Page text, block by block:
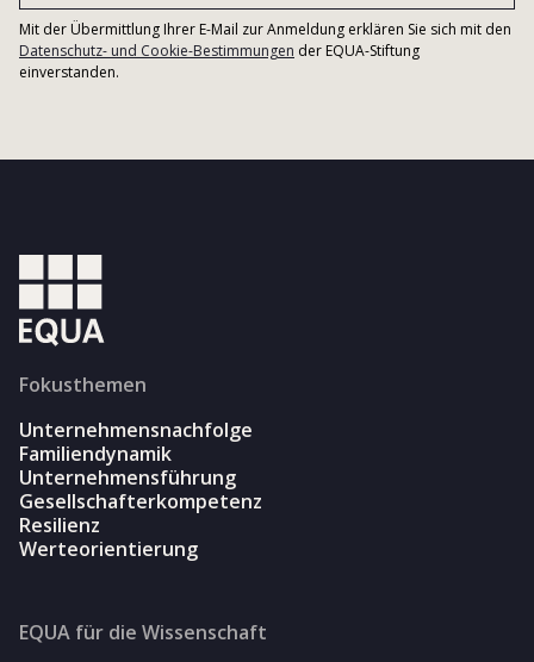
Mit der Übermittlung Ihrer E-Mail zur Anmeldung erklären Sie sich mit den
Datenschutz- und Cookie-Bestimmungen der EQUA-Stiftung
einverstanden.
Fokusthemen
Unternehmensnachfolge
Familiendynamik
Unternehmensführung
Gesellschafterkompetenz
Resilienz
Werteorientierung
EQUA für die Wissenschaft